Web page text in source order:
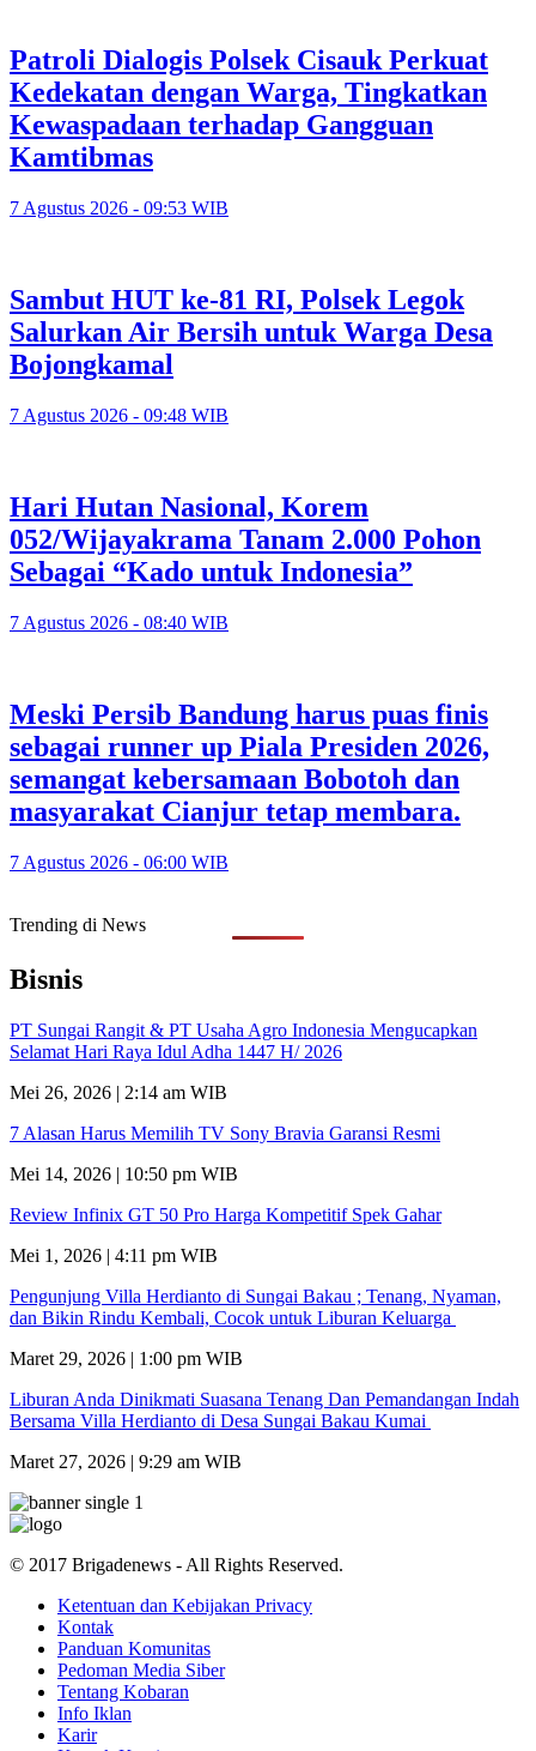
Patroli Dialogis Polsek Cisauk Perkuat
Kedekatan dengan Warga, Tingkatkan
Kewaspadaan terhadap Gangguan
Kamtibmas
7 Agustus 2026 - 09:53 WIB
Sambut HUT ke-81 RI, Polsek Legok
Salurkan Air Bersih untuk Warga Desa
Bojongkamal
7 Agustus 2026 - 09:48 WIB
Hari Hutan Nasional, Korem
052/Wijayakrama Tanam 2.000 Pohon
Sebagai “Kado untuk Indonesia”
7 Agustus 2026 - 08:40 WIB
Meski Persib Bandung harus puas finis
sebagai runner up Piala Presiden 2026,
semangat kebersamaan Bobotoh dan
masyarakat Cianjur tetap membara.
7 Agustus 2026 - 06:00 WIB
Trending di News
Bisnis
PT Sungai Rangit & PT Usaha Agro Indonesia Mengucapkan
Selamat Hari Raya Idul Adha 1447 H/ 2026
Mei 26, 2026 | 2:14 am WIB
7 Alasan Harus Memilih TV Sony Bravia Garansi Resmi
Mei 14, 2026 | 10:50 pm WIB
Review Infinix GT 50 Pro Harga Kompetitif Spek Gahar
Mei 1, 2026 | 4:11 pm WIB
Pengunjung Villa Herdianto di Sungai Bakau ; Tenang, Nyaman,
dan Bikin Rindu Kembali, Cocok untuk Liburan Keluarga
Maret 29, 2026 | 1:00 pm WIB
Liburan Anda Dinikmati Suasana Tenang Dan Pemandangan Indah
Bersama Villa Herdianto di Desa Sungai Bakau Kumai
Maret 27, 2026 | 9:29 am WIB
© 2017 Brigadenews - All Rights Reserved.
Ketentuan dan Kebijakan Privacy
Kontak
Panduan Komunitas
Pedoman Media Siber
Tentang Kobaran
Info Iklan
Karir